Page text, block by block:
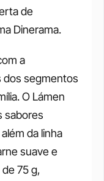
de
Dinerama.
a
dos segmentos
O Lámen
sabores
da linha
suave e
75 g,